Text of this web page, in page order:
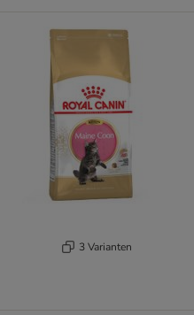
3 Varianten